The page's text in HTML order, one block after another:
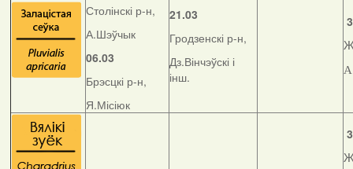
Столінскі р-н,
А.Шэўчык
06.03
Брэсцкі р-н,
Я.Місіюк
21.03
Гродзенскі р-н,
Дз.Вінчэўскі і
інш.